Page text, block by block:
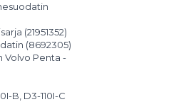
(21951352)
(8692305)
Volvo Penta -
B, D3-110I-C